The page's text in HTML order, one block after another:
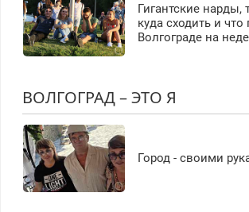
Гигантские нарды,
куда сходить и
Волгограде на
ВОЛГОГРАД – ЭТО Я
Город - своими